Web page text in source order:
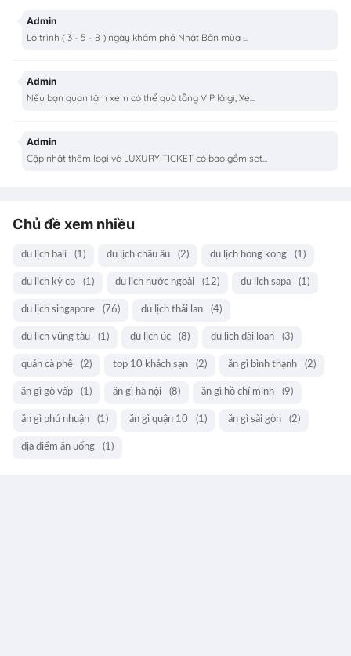
Admin
Lộ trình ( 3 - 5 - 8 ) ngày khám phá Nhật Bản mùa ...
Admin
Nếu bạn quan tâm xem có thể quà tằng VIP là gì, Xe...
Admin
Cập nhật thêm loại vé LUXURY TICKET có bao gồm set...
Chủ đề xem nhiều
du lịch bali (1) du lịch châu âu (2) du lịch hong kong (1)
du lịch kỳ co (1) du lịch nước ngoài (12) du lịch sapa (1)
du lịch singapore (76) du lịch thái lan (4)
du lịch vũng tàu (1) du lịch úc (8) du lịch đài loan (3)
quán cà phê (2) top 10 khách sạn (2) ăn gì bình thạnh (2)
ăn gì gò vấp (1) ăn gì hà nội (8) ăn gì hồ chí minh (9)
ăn gì phú nhuận (1) ăn gì quận 10 (1) ăn gì sài gòn (2)
địa điểm ăn uống (1)